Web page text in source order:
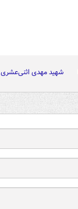
شهید مهدی اثنی‌عشری